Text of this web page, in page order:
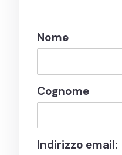
Nome
Cognome
Indirizzo email: